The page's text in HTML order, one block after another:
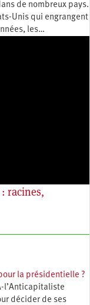
de nombreux pays.
Unis qui engrangent
les…
racines,
la présidentielle ?
l’Anticapitaliste
décider de ses